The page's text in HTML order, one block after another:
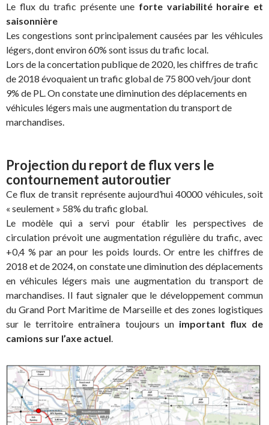
Le flux du trafic présente une forte variabilité horaire et
saisonnière
Les congestions sont principalement causées par les véhicules
légers, dont environ 60% sont issus du trafic local.
Lors de la concertation publique de 2020, les chiffres de trafic
de 2018 évoquaient un trafic global de 75 800 veh/jour dont
9% de PL. On constate une diminution des déplacements en
véhicules légers mais une augmentation du transport de
marchandises.
Projection du report de flux vers le
contournement autoroutier
Ce flux de transit représente aujourd’hui 40000 véhicules, soit
« seulement » 58% du trafic global.
Le modèle qui a servi pour établir les perspectives de
circulation prévoit une augmentation régulière du trafic, avec
+0,4 % par an pour les poids lourds. Or entre les chiffres de
2018 et de 2024, on constate une diminution des déplacements
en véhicules légers mais une augmentation du transport de
marchandises. Il faut signaler que le développement commun
du Grand Port Maritime de Marseille et des zones logistiques
sur le territoire entraînera toujours un important flux de
camions sur l’axe actuel.